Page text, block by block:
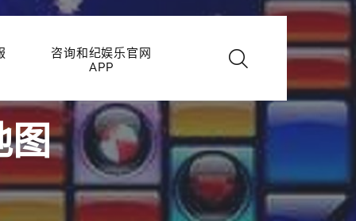
咨询和纪娱乐官网
APP
图